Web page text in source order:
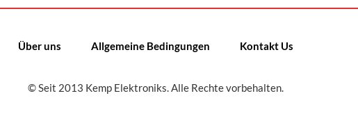
Über uns Allgemeine Bedingungen Kontakt Us
© Seit 2013 Kemp Elektroniks. Alle Rechte vorbehalten.